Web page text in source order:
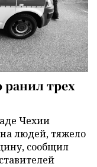
трех
Чехии
людей, тяжело
сообщил